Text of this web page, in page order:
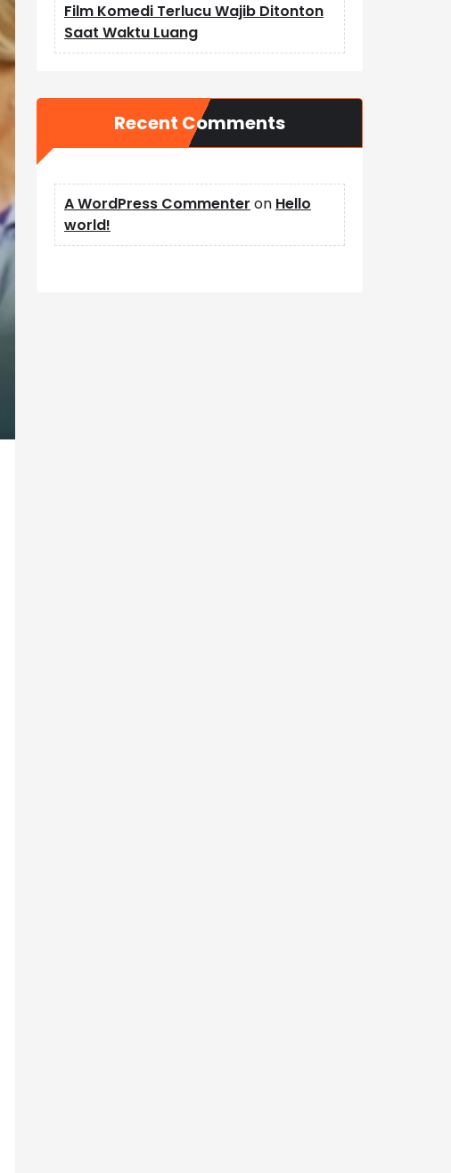
Film Komedi Terlucu Wajib Ditonton
Saat Waktu Luang
Recent Comments
A WordPress Commenter on Hello
world!